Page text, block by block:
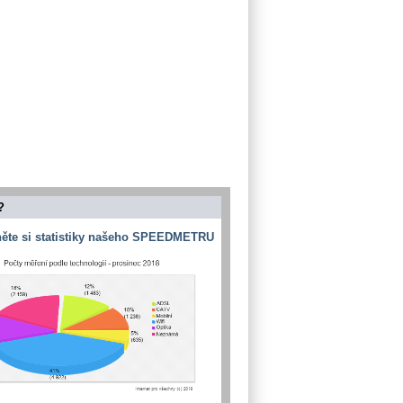
si statistiky našeho SPEEDMETRU